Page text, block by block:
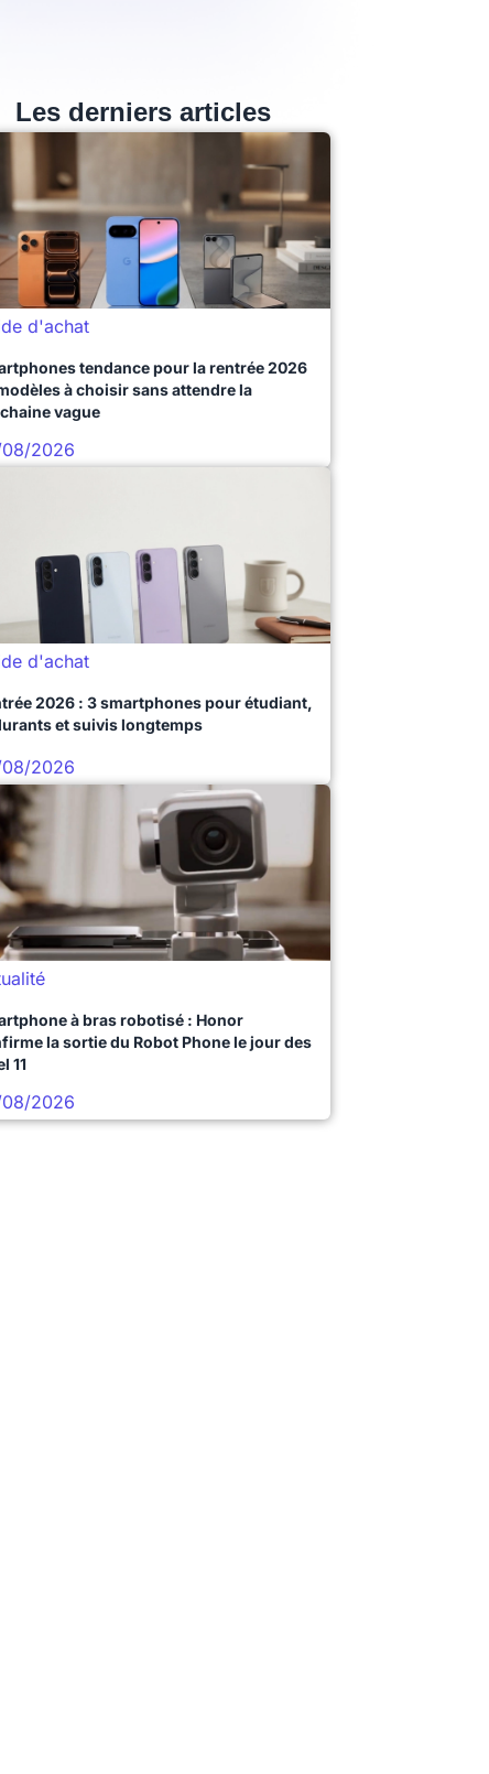
Les derniers articles
d'achat
tendance pour la rentrée 2026
à choisir sans attendre la
vague
2026
d'achat
2026 : 3 smartphones pour étudiant,
et suivis longtemps
2026
à bras robotisé : Honor
la sortie du Robot Phone le jour des
11
2026